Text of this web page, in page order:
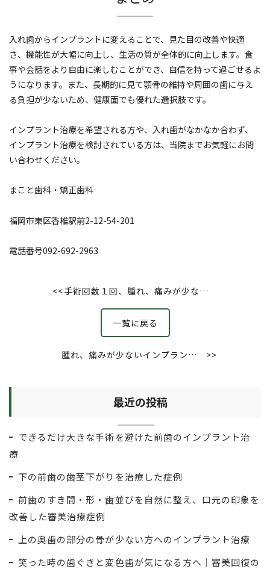
入れ歯からインプラントに変えることで、見た目の改善や快適
さ、機能性が大幅に向上し、生活の質が全体的に向上します。食
事や会話をより自由に楽しむことができ、自信を持って過ごせるよ
うになります。また、長期的に見て顎骨の維持や周囲の歯に与え
る負担が少ないため、健康面でも優れた選択肢です。
インプラント治療を希望される方や、入れ歯がなかなか合わず、
インプラント治療を検討されている方は、当院までお気軽にお問
い合わせください。
まこと歯科・矯正歯科
福岡市東区香椎駅前2-12-54-201
電話番号092-692-2963
<<手術回数１回、腫れ、痛みが少ない
インプラント治療（上顎小臼歯）
一覧に戻る
腫れ、痛みが少ないインプラント治 >>
最近の投稿
できるだけ大きな手術を避けた前歯のインプラント治
療
下の前歯の歯茎下がりを治療した症例
前歯のすき間・形・歯並びを自然に整え、口元の印象を
改善した審美治療症例
上の奥歯の部分の骨が少ない方へのインプラント治療
笑った時の歯ぐきと変色歯が気になる方へ｜審美回復の